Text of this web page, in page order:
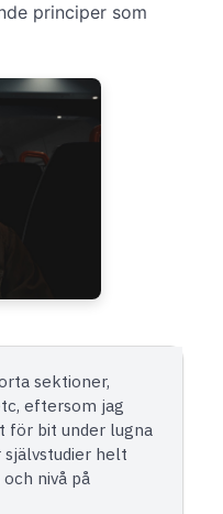
principer som
sektioner,
eftersom jag
för bit under lugna
självstudier helt
nivå på